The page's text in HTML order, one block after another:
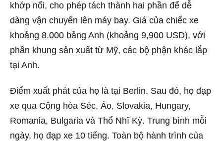
khớp nối, cho phép tách thành hai phần để dễ
dàng vận chuyển lên máy bay. Giá của chiếc xe
khoảng 8.000 bảng Anh (khoảng 9,900 USD), với
phần khung sản xuất từ Mỹ, các bộ phận khác lắp
tại Anh.
Điểm xuất phát của họ là tại Berlin. Sau đó, họ đạp
xe qua Cộng hòa Séc, Áo, Slovakia, Hungary,
Romania, Bulgaria và Thổ Nhĩ Kỳ. Trung bình mỗi
ngày, họ đạp xe 10 tiếng. Toàn bộ hành trình của